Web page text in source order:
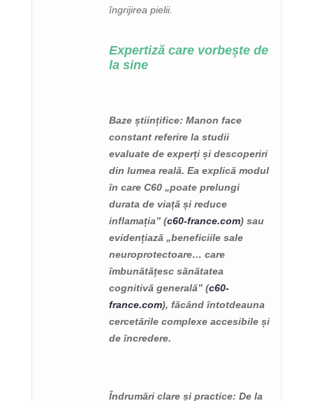
îngrijirea pielii.
Expertiză care vorbește de
la sine
Baze științifice: Manon face
constant referire la studii
evaluate de experți și descoperiri
din lumea reală. Ea explică modul
în care C60 „poate prelungi
durata de viață și reduce
inflamația” (c60-france.com) sau
evidențiază „beneficiile sale
neuroprotectoare… care
îmbunătățesc sănătatea
cognitivă generală” (c60-
france.com), făcând întotdeauna
cercetările complexe accesibile și
de încredere.
Îndrumări clare și practice: De la